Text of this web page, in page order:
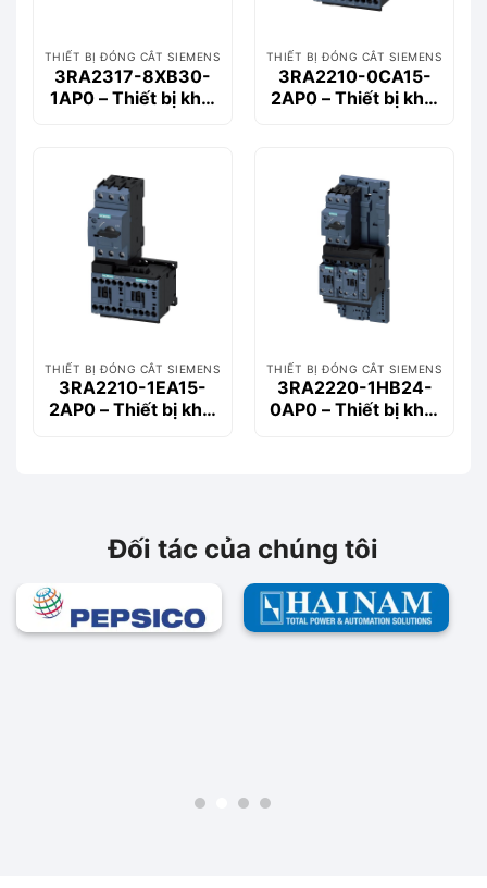
THIẾT BỊ ĐÓNG CẮT SIEMENS
3RA2317-8XB30-
1AP0 – Thiết bị khởi
THIẾT BỊ ĐÓNG CẮT SIEMENS
3RA2210-0CA15-
2AP0 – Thiết bị khởi
THIẾT BỊ ĐÓNG CẮT SIEMENS
3RA2210-1EA15-
2AP0 – Thiết bị khởi
THIẾT BỊ ĐÓNG CẮT SIEMENS
3RA2220-1HB24-
0AP0 – Thiết bị khởi
Đối tác của chúng tôi